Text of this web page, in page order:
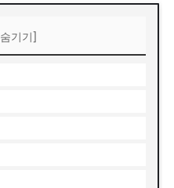
[숨기기]